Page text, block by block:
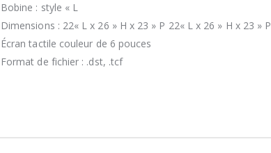
Bobine : style « L
Dimensions : 22« L x 26 » H x 23 » P 22« L x 26 » H x 23 » P
Écran tactile couleur de 6 pouces
Format de fichier : .dst, .tcf